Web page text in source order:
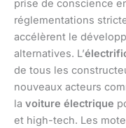
prise de conscience
réglementations
accélèrent le
alternatives. L’
de tous les
nouveaux acteurs
la voiture électrique
et high-tech. Les